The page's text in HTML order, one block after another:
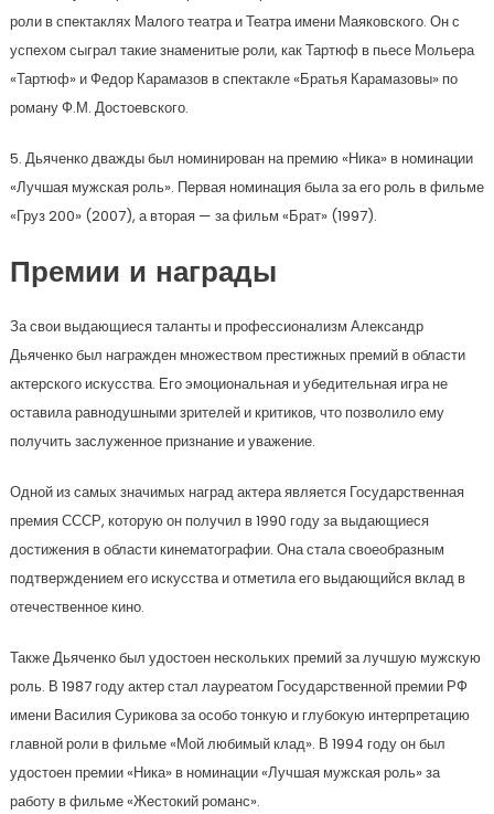
роли в спектаклях Малого театра и Театра имени Маяковского. Он с
успехом сыграл такие знаменитые роли, как Тартюф в пьесе Мольера
«Тартюф» и Федор Карамазов в спектакле «Братья Карамазовы» по
роману Ф.М. Достоевского.
5. Дьяченко дважды был номинирован на премию «Ника» в номинации
«Лучшая мужская роль». Первая номинация была за его роль в фильме
«Груз 200» (2007), а вторая — за фильм «Брат» (1997).
Премии и награды
За свои выдающиеся таланты и профессионализм Александр
Дьяченко был награжден множеством престижных премий в области
актерского искусства. Его эмоциональная и убедительная игра не
оставила равнодушными зрителей и критиков, что позволило ему
получить заслуженное признание и уважение.
Одной из самых значимых наград актера является Государственная
премия СССР, которую он получил в 1990 году за выдающиеся
достижения в области кинематографии. Она стала своеобразным
подтверждением его искусства и отметила его выдающийся вклад в
отечественное кино.
Также Дьяченко был удостоен нескольких премий за лучшую мужскую
роль. В 1987 году актер стал лауреатом Государственной премии РФ
имени Василия Сурикова за особо тонкую и глубокую интерпретацию
главной роли в фильме «Мой любимый клад». В 1994 году он был
удостоен премии «Ника» в номинации «Лучшая мужская роль» за
работу в фильме «Жестокий романс».